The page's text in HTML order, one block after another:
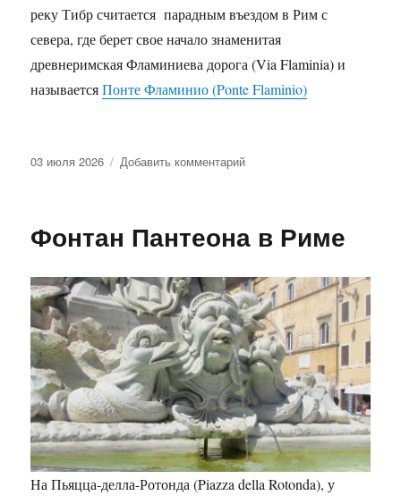
реку Тибр считается парадным въездом в Рим с
севера, где берет свое начало знаменитая
древнеримская Фламиниева дорога (Via Flaminia) и
называетсяПонте Фламинио (Ponte Flaminio)
Опубликовано
03 июля 2026 Добавить комментарийк
(Ponte
Фонтан Пантеона в Риме
На Пьяцца-делла-Ротонда (Piazza della Rotonda), у